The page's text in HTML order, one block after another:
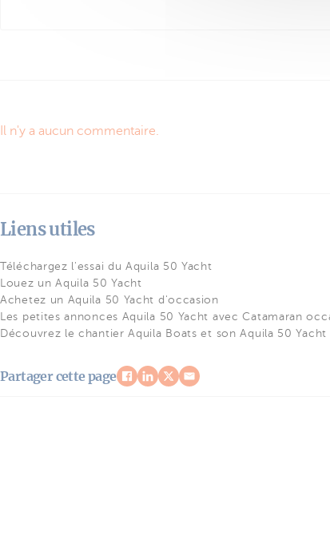
Il n'y a aucun commentaire.
Liens utiles
Téléchargez l'essai du Aquila 50 Yacht
Louez un Aquila 50 Yacht
Achetez un Aquila 50 Yacht d'occasion
Les petites annonces Aquila 50 Yacht avec Catamaran
Découvrez le chantier Aquila Boats et son Aquila 50 Yacht
Partager cette page